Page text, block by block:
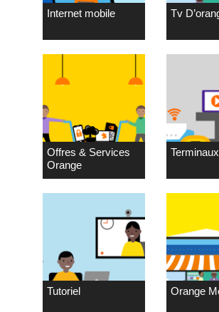
Internet mobile Tv
Offres & Services
Orange
Terminaux
Tutoriel Orange